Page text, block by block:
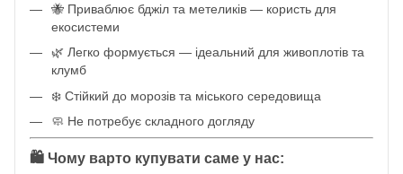
🐝 Приваблює бджіл та метеликів — користь для
екосистеми
🌿 Легко формується — ідеальний для живоплотів та
клумб
❄️ Стійкий до морозів та міського середовища
🧼 Не потребує складного догляду
🛍️ Чому варто купувати саме у нас: